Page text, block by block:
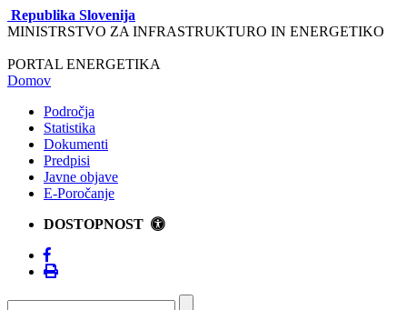
Republika Slovenija
MINISTRSTVO ZA INFRASTRUKTURO IN ENERGETIKO
PORTAL ENERGETIKA
Domov
Področja
Statistika
Dokumenti
Predpisi
Javne objave
E-Poročanje
DOSTOPNOST